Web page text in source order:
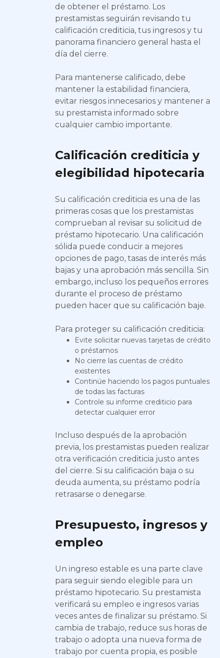
de obtener el préstamo. Los
prestamistas seguirán revisando tu
calificación crediticia, tus ingresos y tu
panorama financiero general hasta el
día del cierre.
Para mantenerse calificado, debe
mantener la estabilidad financiera,
evitar riesgos innecesarios y mantener a
su prestamista informado sobre
cualquier cambio importante.
Calificación crediticia y
elegibilidad hipotecaria
Su calificación crediticia es una de las
primeras cosas que los prestamistas
comprueban al revisar su solicitud de
préstamo hipotecario. Una calificación
sólida puede conducir a mejores
opciones de pago, tasas de interés más
bajas y una aprobación más sencilla. Sin
embargo, incluso los pequeños errores
durante el proceso de préstamo
pueden hacer que su calificación baje.
Para proteger su calificación crediticia:
Evite solicitar nuevas tarjetas de crédito
o préstamos
No cierre las cuentas de crédito
existentes
Continúe haciendo los pagos puntuales
de todas las facturas
Controle su informe crediticio para
detectar cualquier error
Incluso después de la aprobación
previa, los prestamistas pueden realizar
otra verificación crediticia justo antes
del cierre. Si su calificación baja o su
deuda aumenta, su préstamo podría
retrasarse o denegarse.
Presupuesto, ingresos y
empleo
Un ingreso estable es una parte clave
para seguir siendo elegible para un
préstamo hipotecario. Su prestamista
verificará su empleo e ingresos varias
veces antes de finalizar su préstamo. Si
cambia de trabajo, reduce sus horas de
trabajo o adopta una nueva forma de
trabajo por cuenta propia, es posible